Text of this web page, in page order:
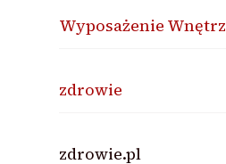
Wyposażenie Wnętrz
zdrowie
zdrowie.pl